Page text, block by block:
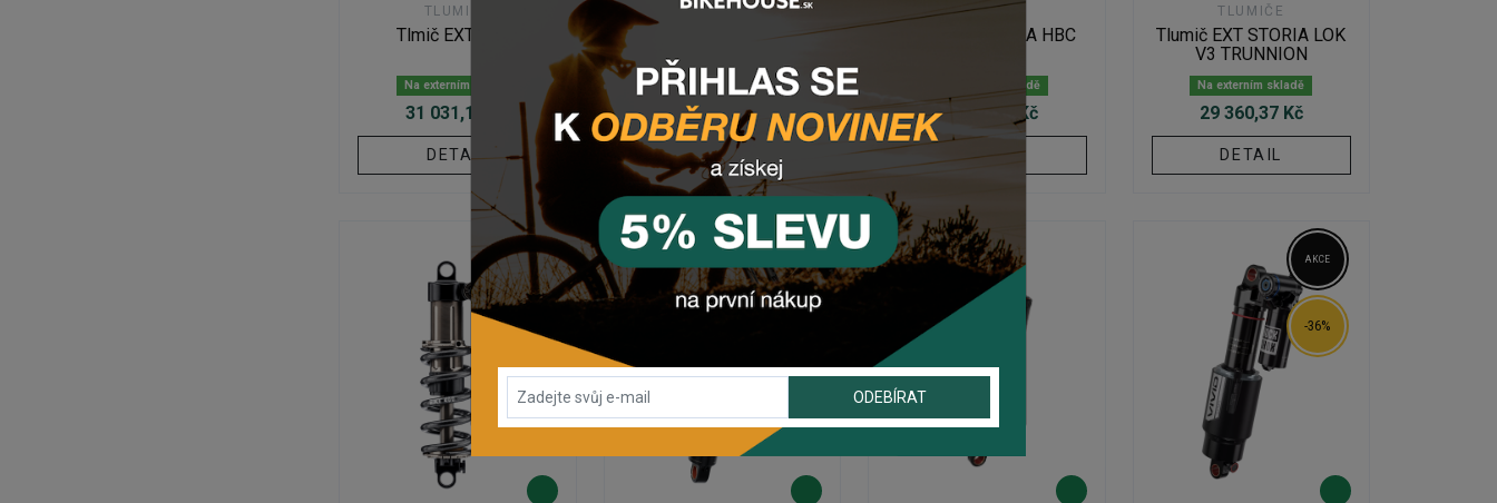
TLUMIČE
Tlmič EXT ARIA
Na externím skladě
31 031,15 Kč
DETAIL
TLUMIČE
Tlmič EXT STORIA V4
Na externím skladě
26 264,50 Kč
DETAIL
TLUMIČE
Tlumič EXT ARMA HBC
Na externím skladě
28 009,00 Kč
DETAIL
TLUMIČE
Tlumič EXT STORIA LOK
V3 TRUNNION
Na externím skladě
29 360,37 Kč
DETAIL
AKCE
-36%
ODEBÍRAT